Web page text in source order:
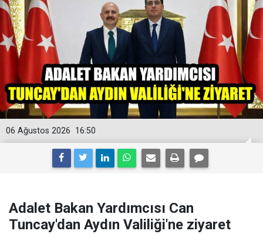
16:50
06 Ağustos 2026
Adalet Bakan Yardımcısı Can
Tuncay'dan Aydın Valiliği'ne ziyaret